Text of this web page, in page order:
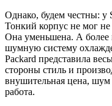
Однако, будем честны: у
Тонкий корпус не мог не
Она уменьшена. А более
шумную систему
Packard представила
стороны стиль и
внушительная цена, шум
работа.